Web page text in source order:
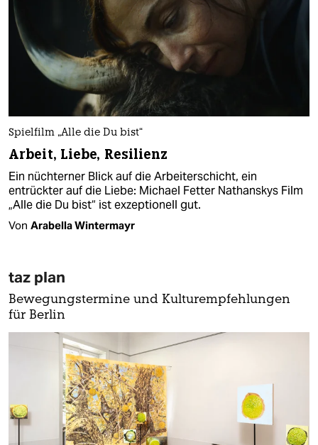
Spielfilm „Alle die Du bist“
Arbeit, Liebe, Resilienz
Ein nüchterner Blick auf die Arbeiterschicht, ein
entrückter auf die Liebe: Michael Fetter Nathanskys Film
„Alle die Du bist“ ist exzeptionell gut.
Von Arabella Wintermayr
taz plan
Bewegungstermine und Kulturempfehlungen
für Berlin